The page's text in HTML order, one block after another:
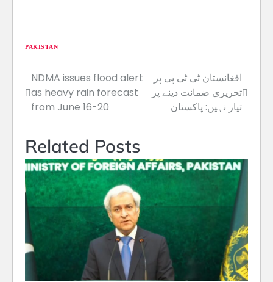
PAKISTAN
Post
navigation
NDMA issues flood alert
as heavy rain forecast
from June 16-20
افغانستان ٹی ٹی پی پر
تحریری ضمانت دینے پر
تیار نہیں: پاکستان
Related Posts